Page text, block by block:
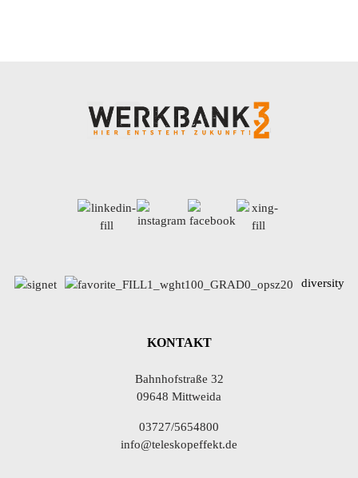
diversity
KONTAKT
Bahnhofstraße 32
09648 Mittweida
03727/5654800
info@teleskopeffekt.de